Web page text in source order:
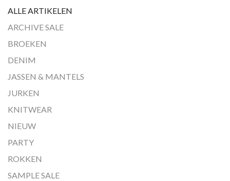
ALLE ARTIKELEN
ARCHIVE SALE
BROEKEN
DENIM
JASSEN & MANTELS
JURKEN
KNITWEAR
NIEUW
PARTY
ROKKEN
SAMPLE SALE